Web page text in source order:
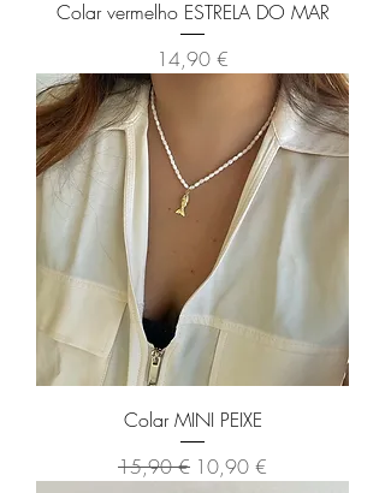
Colar vermelho ESTRELA DO MAR
Preço
14,90 €
Colar MINI PEIXE
Preço normal
15,90 € Preço promocional
10,90 €